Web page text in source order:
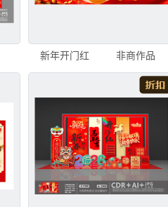
新年开门红 非商作品